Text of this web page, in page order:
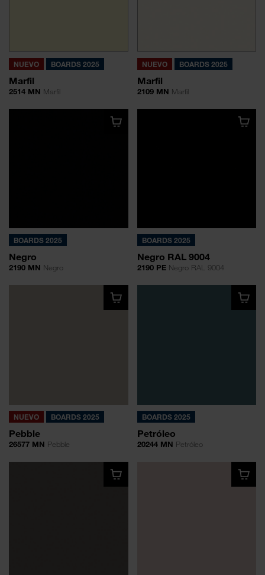
NUEVO BOARDS 2025
Marfil
2514 MN Marfil
NUEVO BOARDS 2025
Marfil
2109 MN Marfil
BOARDS 2025
Negro
2190 MN Negro
BOARDS 2025
Negro RAL 9004
2190 PENegro RAL 9004
NUEVO BOARDS 2025
Pebble
26577 MN Pebble
BOARDS 2025
Petróleo
20244 MN Petróleo